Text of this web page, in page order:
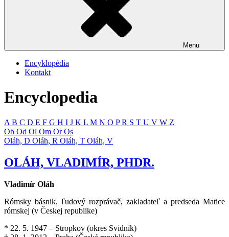
Menu
Encyklopédia
Kontakt
Encyclopedia
A B C D E F G H I J K L M N O PR S T U V W Z
Ob Od Ol Om OrOs
Oláh, D Oláh, R Oláh, T Oláh, V
OLÁH, VLADIMÍR, PHDR.
Vladimír Oláh
Rómsky básnik, ľudový rozprávač, zakladateľ a predseda Matice
rómskej (v Českej republike)
* 22. 5. 1947 – Stropkov (okres Svidník)